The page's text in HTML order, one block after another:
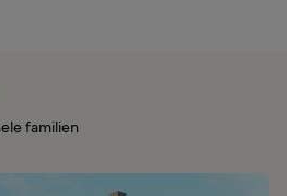
familien